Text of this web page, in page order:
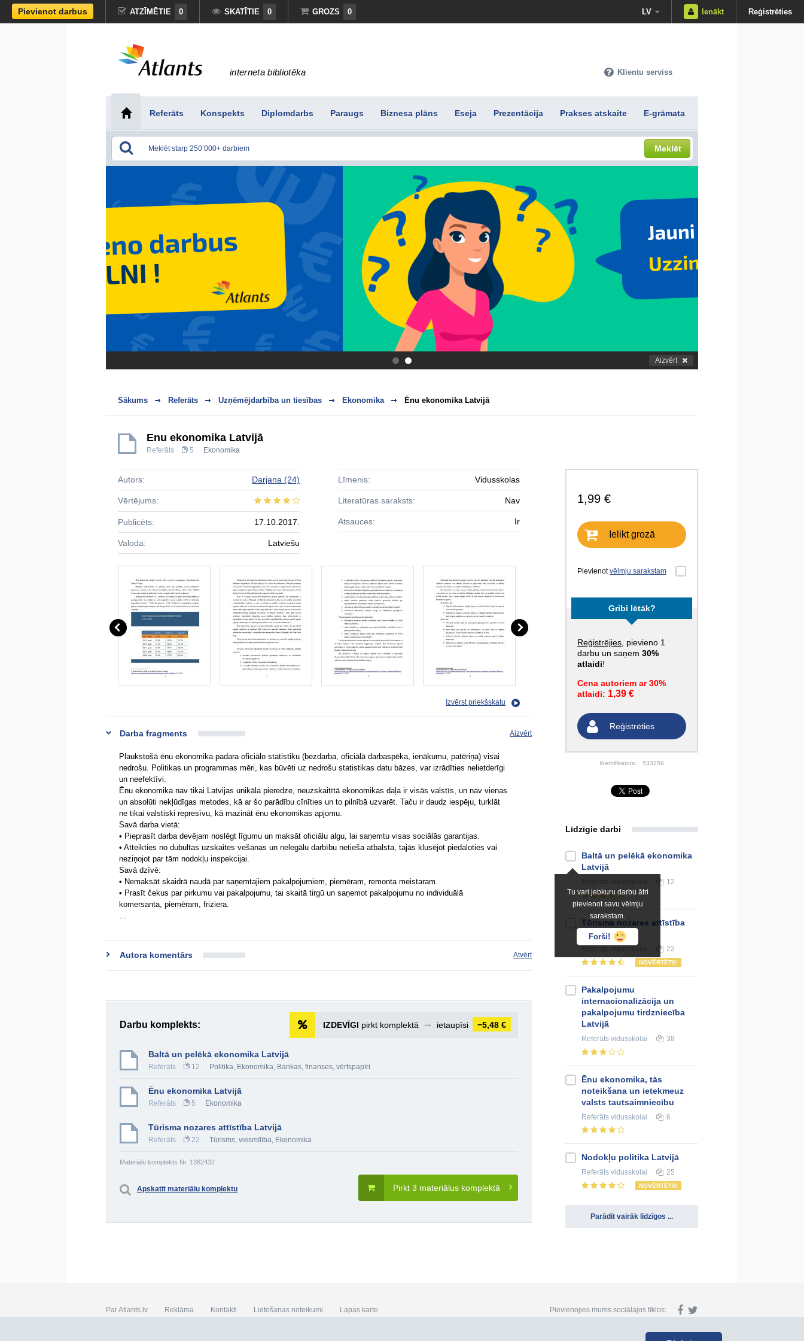
Pievienot darbus ATZĪMĒTIE 0 SKATĪTIE 0 GROZS 0 LV Ienākt Reģistrēties
interneta bibliotēka Klientu serviss
Referāts Konspekts Diplomdarbs Paraugs Biznesa plāns Eseja Prezentācija Prakses atskaite E-grāmata
Meklēt
. Aizvērt
Sākums Referāts Uzņēmējdarbība un tiesības Ekonomika Ēnu ekonomika Latvijā
Ēnu ekonomika Latvijā
Referāts 5 Ekonomika
1,99 €
Ielikt grozā
Pievienotvēlmju sarakstam
Gribi lētāk?
Reģistrējies , pievieno 1
darbu un saņem 30%
atlaidi!
Cena autoriem ar 30%
atlaidi: 1,39 €
Reģistrēties
Identifikators: 533259
Autors: Darjana (24)
Vērtējums:
Publicēts: 17.10.2017.
Valoda: Latviešu
Līmenis: Vidusskolas
Literatūras saraksts: Nav
Atsauces: Ir
Izvērst priekšskatu
Darba fragments Aizvērt
Plaukstošā ēnu ekonomika padara oficiālo statistiku (bezdarba, oficiālā darbaspēka, ienākumu, patēriņa) visai
nedrošu. Politikas un programmas mēri, kas būvēti uz nedrošu statistikas datu bāzes, var izrādīties nelietderīgi
un neefektīvi.
Ēnu ekonomika nav tikai Latvijas unikāla pieredze, neuzskaitītā ekonomikas daļa ir visās valstīs, un nav vienas
un absolūti nekļūdīgas metodes, kā ar šo parādību cīnīties un to pilnībā uzvarēt. Taču ir daudz iespēju, turklāt
ne tikai valstiski represīvu, kā mazināt ēnu ekonomikas apjomu.
Savā darba vietā:
• Pieprasīt darba devējam noslēgt līgumu un maksāt oficiālu algu, lai saņemtu visas sociālās garantijas.
• Atteikties no dubultas uzskaites vešanas un nelegālu darbību netieša atbalsta, tajās klusējot piedaloties vai
neziņojot par tām nodokļu inspekcijai.
Savā dzīvē:
• Nemaksāt skaidrā naudā par saņemtajiem pakalpojumiem, piemēram, remonta meistaram.
• Prasīt čekus par pirkumu vai pakalpojumu, tai skaitā tirgū un saņemot pakalpojumu no individuālā
komersanta, piemēram, friziera.
…
Autora komentārs Atvērt
Darbu komplekts: IZDEVĪGI pirkt komplektā ➞ ietaupīsi −5,48 €
Baltā un pelēkā ekonomika Latvijā
Referāts 12 Politika, Ekonomika, Bankas, finanses, vērtspapīri
Ēnu ekonomika Latvijā
Referāts 5 Ekonomika
Tūrisma nozares attīstība Latvijā
Referāts 22 Tūrisms, viesmīlība, Ekonomika
Materiālu komplekts Nr. 1362432
Pirkt 3 materiālus komplektā
Apskatīt materiālu komplektu
Līdzīgie darbi
Tu vari jebkuru darbu ātri
pievienot savu vēlmju
sarakstam.
Forši!
Baltā un pelēkā ekonomika
Latvijā
12
Tūrisma nozares attīstība
Latvijā
22
NOVĒRTĒTS!
Pakalpojumu
internacionalizācija un
pakalpojumu tirdzniecība
Latvijā
Referāts vidusskolai 38
Ēnu ekonomika, tās
noteikšana un ietekmeuz
valsts tautsaimniecību
Referāts vidusskolai 6
Nodokļu politika Latvijā
Referāts vidusskolai 25
NOVĒRTĒTS!
Parādīt vairāk līdzīgos ...
Par Atlants.lv Reklāma Kontakti Lietošanas noteikumi Lapas karte Pievienojies mums sociālajos tīklos: